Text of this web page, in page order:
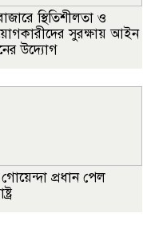
স্থিতিশীলতা ও
সুরক্ষায় আইন
উদ্যোগ
প্রধান পেল